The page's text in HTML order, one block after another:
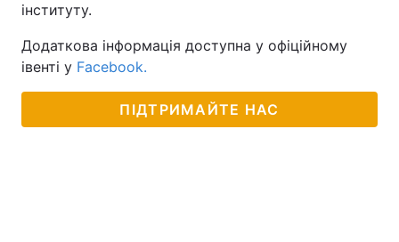
інституту.
Додаткова інформація доступна у офіційному
івенті у Facebook.
ПІДТРИМАЙТЕ НАС